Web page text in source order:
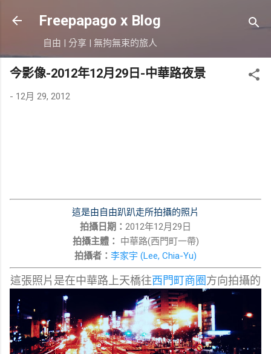
跳到主要內容
Freepapago x Blog
自由 | 分享 | 無拘無束的旅人
今影像-2012年12月29日-中華路夜景
- 12月 29, 2012
這是由自由趴趴走所拍攝的照片
拍攝日期： 2012年12月29日
拍攝主體：
中華路(西門町一帶)
拍攝者： 李家宇 (Lee, Chia-Yu)
這張照片是在中華路上天橋往西門町商圈方向拍攝的